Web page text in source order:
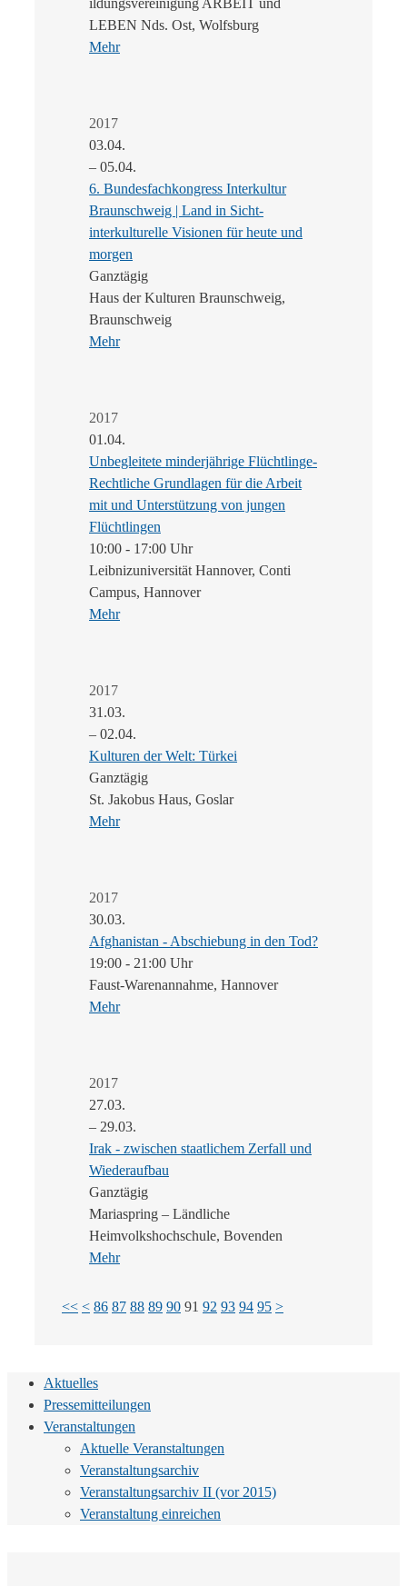
LEBEN Nds. Ost, Wolfsburg
Mehr
2017
03.04.
– 05.04.
6. Bundesfachkongress Interkultur
Braunschweig | Land in Sicht-
interkulturelle Visionen für heute und
morgen
Ganztägig
Haus der Kulturen Braunschweig,
Braunschweig
Mehr
2017
01.04.
Unbegleitete minderjährige Flüchtlinge-
Rechtliche Grundlagen für die Arbeit
mit und Unterstützung von jungen
Flüchtlingen
10:00 - 17:00 Uhr
Leibnizuniversität Hannover, Conti
Campus, Hannover
Mehr
2017
31.03.
– 02.04.
Kulturen der Welt: Türkei
Ganztägig
St. Jakobus Haus, Goslar
Mehr
2017
30.03.
Afghanistan - Abschiebung in den Tod?
19:00 - 21:00 Uhr
Faust-Warenannahme, Hannover
Mehr
2017
27.03.
– 29.03.
Irak - zwischen staatlichem Zerfall und
Wiederaufbau
Ganztägig
Mariaspring – Ländliche
Heimvolkshochschule, Bovenden
Mehr
<< < 86 87 88 89 90 91 92 93 94 95 >
Aktuelles
Pressemitteilungen
Veranstaltungen
Aktuelle Veranstaltungen
Veranstaltungsarchiv
Veranstaltungsarchiv II (vor 2015)
Veranstaltung einreichen